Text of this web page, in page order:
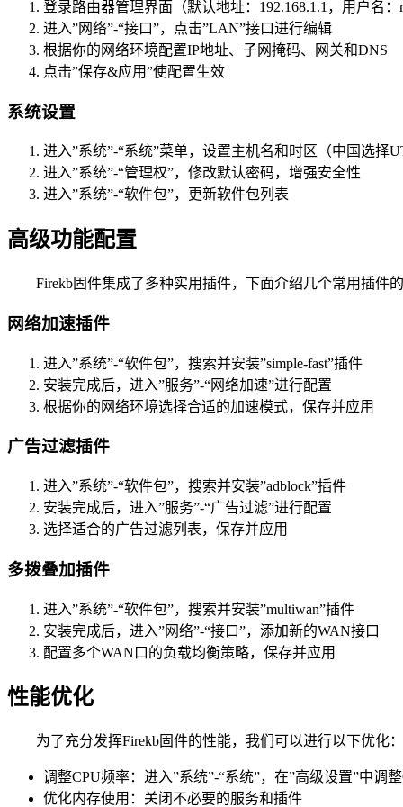
登录路由器管理界面（默认地址：192.168.1.1，用户名：
进入”网络”-“接口”，点击”LAN”接口进行编辑
根据你的网络环境配置IP地址、子网掩码、网关和DNS
点击”保存&应用”使配置生效
系统设置
进入”系统”-“系统”菜单，设置主机名和时区（中国选择
进入”系统”-“管理权”，修改默认密码，增强安全性
进入”系统”-“软件包”，更新软件包列表
高级功能配置
Firekb固件集成了多种实用插件，下面介绍几个常用插件
网络加速插件
进入”系统”-“软件包”，搜索并安装”simple-fast”插件
安装完成后，进入”服务”-“网络加速”进行配置
根据你的网络环境选择合适的加速模式，保存并应用
广告过滤插件
进入”系统”-“软件包”，搜索并安装”adblock”插件
安装完成后，进入”服务”-“广告过滤”进行配置
选择适合的广告过滤列表，保存并应用
多拨叠加插件
进入”系统”-“软件包”，搜索并安装”multiwan”插件
安装完成后，进入”网络”-“接口”，添加新的WAN接口
配置多个WAN口的负载均衡策略，保存并应用
性能优化
为了充分发挥Firekb固件的性能，我们可以进行以下优化：
调整CPU频率：进入”系统”-“系统”，在”高级设置”中调
优化内存使用：关闭不必要的服务和插件